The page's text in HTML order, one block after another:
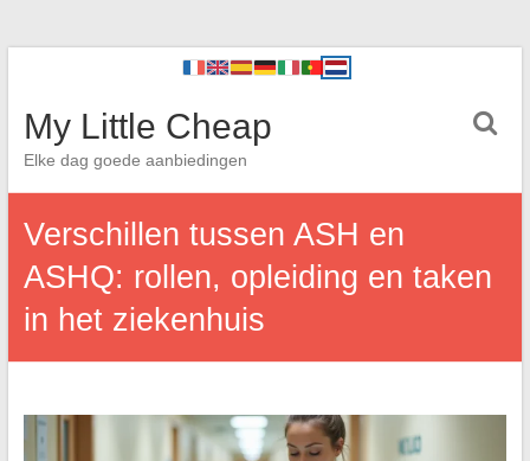
My Little Cheap
Elke dag goede aanbiedingen
Verschillen tussen ASH en
ASHQ: rollen, opleiding en taken
in het ziekenhuis